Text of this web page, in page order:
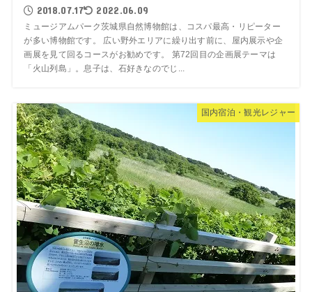
2018.07.17 2022.06.09
ミュージアムパーク茨城県自然博物館は、コスパ最高・リピーター
が多い博物館です。 広い野外エリアに繰り出す前に、屋内展示や企
画展を見て回るコースがお勧めです。 第72回目の企画展テーマは
「火山列島」。息子は、石好きなのでじ...
国内宿泊・観光レジャー